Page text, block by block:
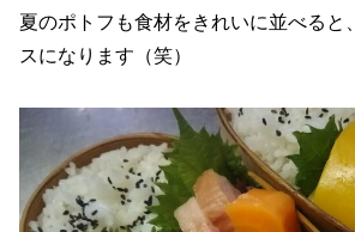
夏のポトフも食材をきれいに並べると
スになります（笑）